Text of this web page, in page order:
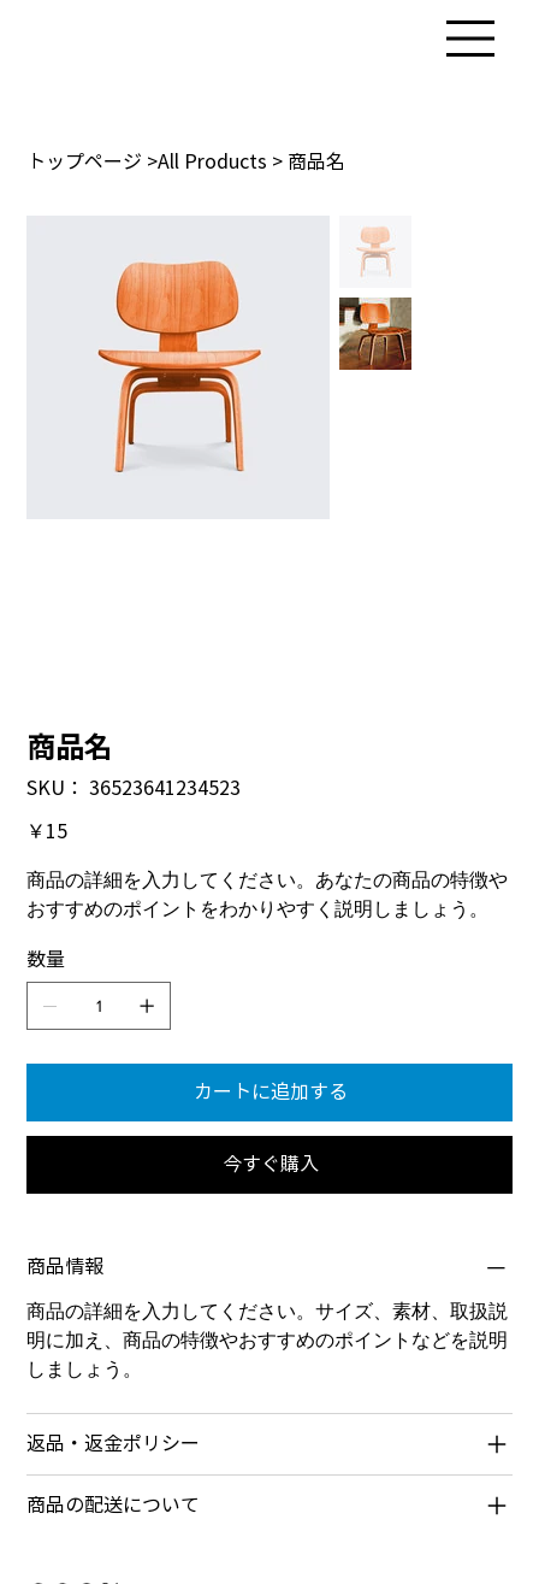
トップページ >All Products > 商品名
商品名
SKU：
SKU：
36523641234523
36523641234523
価
￥15
商品の詳細を入力してください。あなたの商品の特徴や
おすすめのポイントをわかりやすく説明しましょう。
数量
カートに追加する
今すぐ購入
商品情報
商品の詳細を入力してください。サイズ、素材、取扱説
明に加え、商品の特徴やおすすめのポイントなどを説明
しましょう。
返品・返金ポリシー
商品の配送について